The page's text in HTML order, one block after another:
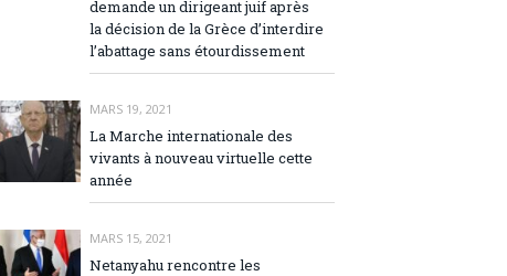
demande un dirigeant juif après
la décision de la Grèce d’interdire
l’abattage sans étourdissement
MARS 19, 2021
La Marche internationale des
vivants à nouveau virtuelle cette
année
MARS 15, 2021
Netanyahu rencontre les